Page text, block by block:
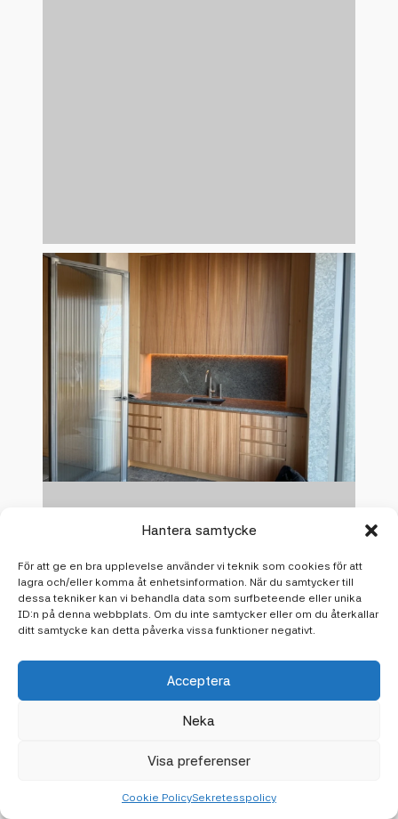
Hantera samtycke
För att ge en bra upplevelse använder vi teknik som cookies för att
lagra och/eller komma åt enhetsinformation. När du samtycker till
dessa tekniker kan vi behandla data som surfbeteende eller unika
ID:n på denna webbplats. Om du inte samtycker eller om du återkallar
ditt samtycke kan detta påverka vissa funktioner negativt.
Acceptera
Neka
Visa preferenser
Cookie PolicySekretesspolicy